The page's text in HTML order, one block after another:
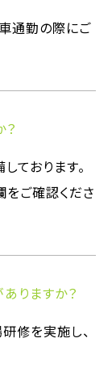
通勤の際にご
ております。
をご確認くださ
りますか？
修を実施し、